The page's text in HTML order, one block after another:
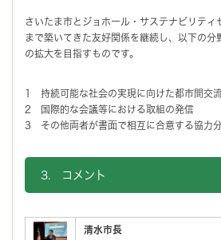
さいたま市とジョホール・サステナビリティ
まで築いてきた友好関係を継続し、以下の分
の拡大を目指すものです。
1 持続可能な社会の実現に向けた都市間交
2 国際的な会議等における取組の発信
3 その他両者が書面で相互に合意する協力
3. コメント
清水市長